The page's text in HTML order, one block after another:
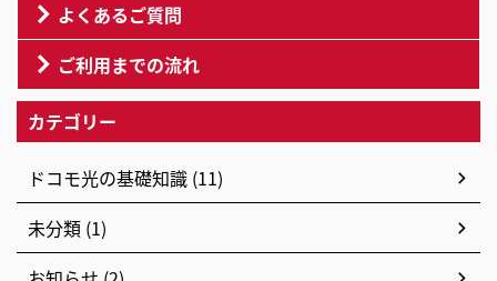
よくあるご質問
ご利用までの流れ
カテゴリー
ドコモ光の基礎知識 (11)
未分類 (1)